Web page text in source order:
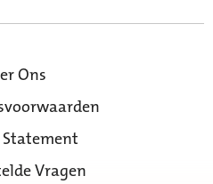
Ons
Vragen